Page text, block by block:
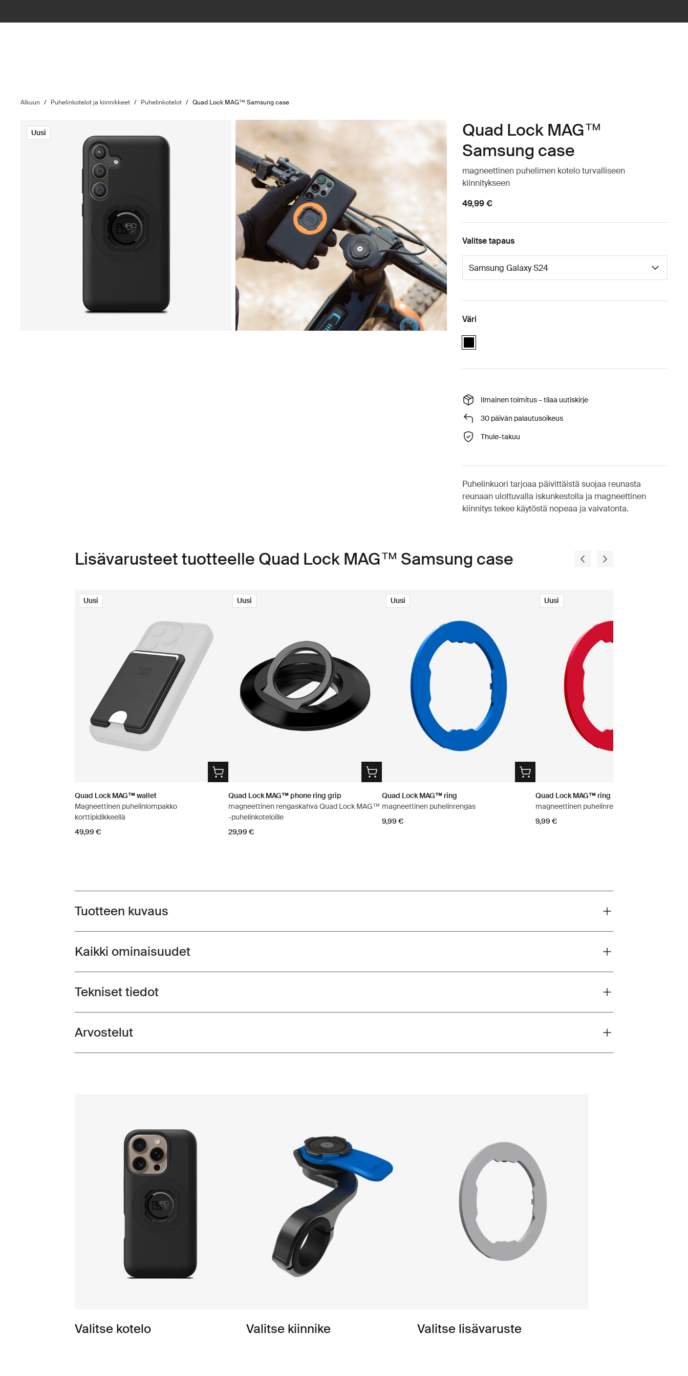
Alkuun / Puhelinkotelot ja kiinnikkeet / Puhelinkotelot / Quad Lock MAG™ Samsung case
Uusi
Quad Lock MAG™
Samsung case
magneettinen puhelimen kotelo turvalliseen
kiinnitykseen
49,99 €
Valitse tapaus
Väri
Ilmainen toimitus – tilaa uutiskirje
30 päivän palautusoikeus
Thule-takuu
Puhelinkuori tarjoaa päivittäistä suojaa reunasta
reunaan ulottuvalla iskunkestolla ja magneettinen
kiinnitys tekee käytöstä nopeaa ja vaivatonta.
Lisävarusteet tuotteelle Quad Lock MAG™ Samsung case
Uusi
Quad Lock MAG™ wallet
Magneettinen puhelinlompakko
korttipidikkeellä
49,99 €
Uusi
Quad Lock MAG™ phone ring grip
magneettinen rengaskahva Quad Lock MAG™
-puhelinkoteloille
29,99 €
Uusi
Quad Lock MAG™ ring
magneettinen puhelinrengas
9,99 €
Uusi
Quad Lock MAG™ ring
magneettinen puhelinrengas
9,99 €
Toggle overview
Tuotteen kuvaus
Toggle features
Kaikki ominaisuudet
Toggle techspec
Tekniset tiedot
Toggle overview
Arvostelut
Valitse kotelo Valitse kiinnike Valitse lisävaruste